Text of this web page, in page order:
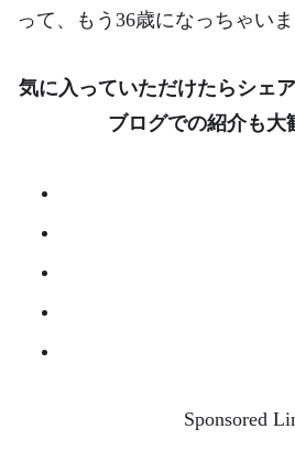
って、もう36歳になっちゃい
気に入っていただけたらシェ
ブログでの紹介も大
Sponsored